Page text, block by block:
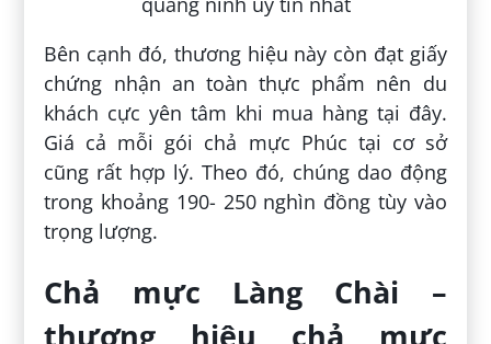
Bên cạnh đó, thương hiệu này còn đạt giấy
chứng nhận an toàn thực phẩm nên du
khách cực yên tâm khi mua hàng tại đây.
Giá cả mỗi gói chả mực Phúc tại cơ sở
cũng rất hợp lý. Theo đó, chúng dao động
trong khoảng 190- 250 nghìn đồng tùy vào
trọng lượng.
Chả mực Làng Chài –